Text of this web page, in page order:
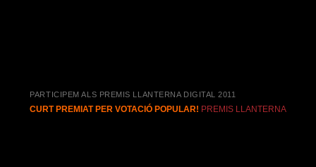
PARTICIPEM ALS PREMIS LLANTERNA DIGITAL 2011
CURT PREMIAT PER VOTACIÓ POPULAR! PREMIS LLANTERNA